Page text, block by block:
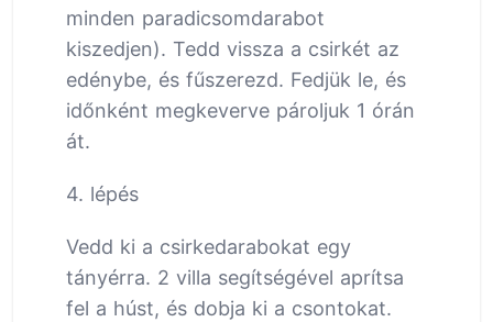
minden paradicsomdarabot
kiszedjen). Tedd vissza a csirkét az
edénybe, és fűszerezd. Fedjük le, és
időnként megkeverve pároljuk 1 órán
át.
4. lépés
Vedd ki a csirkedarabokat egy
tányérra. 2 villa segítségével aprítsa
fel a húst, és dobja ki a csontokat.